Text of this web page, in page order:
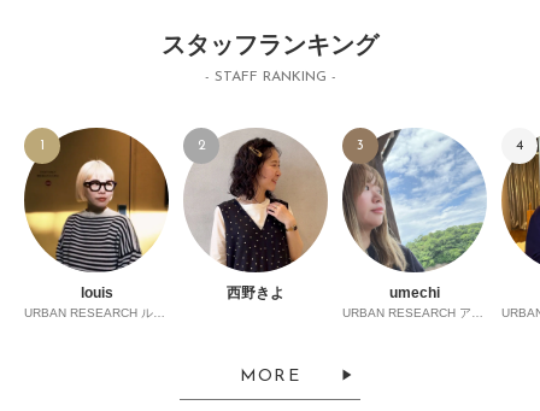
スタッフランキング
- STAFF RANKING -
1
louis
URBAN RESEARCH ルミネ横浜
2
西野きよ
3
umechi
URBAN RESEARCH アミュプラザ長崎
4
MORE